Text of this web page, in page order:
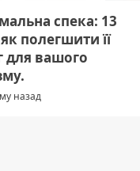
спека: 13
полегшити її
для вашого
назад